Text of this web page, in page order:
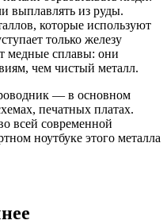
выплавлять из руды.
которые используют
только железу
сплавы: они
чем чистый металл.
— в основном
печатных платах.
всей современной
ноутбуке этого металла